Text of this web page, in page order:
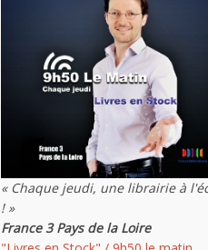
« Chaque jeudi, une librairie à
! »
France 3 Pays de la Loire